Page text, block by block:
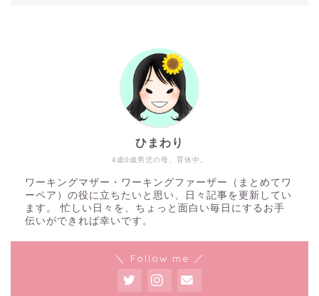
4歳0歳男児の母、育休中。
ひまわり
ワーキングマザー・ワーキングファーザー（まとめてワ
ーペア）の役に立ちたいと思い、日々記事を更新してい
ます。 忙しい日々を、ちょっと面白い毎日にするお手
伝いができれば幸いです。
＼ Follow me ／
ホーム